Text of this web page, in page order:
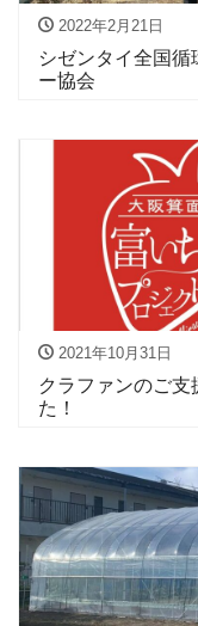
2022年2月21日
シゼンタイ全国
ー協会
2021年10月31日
クラファンのご
た！